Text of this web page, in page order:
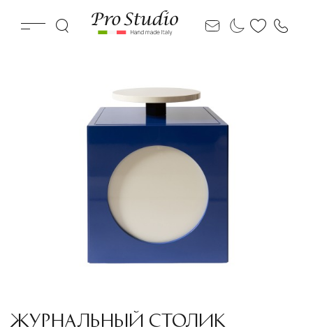
ЖУРНАЛЬНЫЙ СТОЛИК